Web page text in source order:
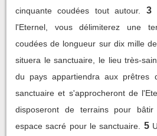
cinquante coudées tout autour.
3
l'Eternel, vous délimiterez une
coudées de longueur sur dix mille
situera le sanctuaire, le lieu très-
du pays appartiendra aux prêtres
sanctuaire et s'approcheront de
disposeront de terrains pour
espace sacré pour le sanctuaire.
5